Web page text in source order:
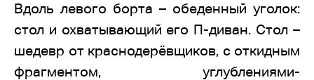
Вдоль левого борта – обеденный уголок:
стол и охватывающий его П-диван. Стол –
шедевр от краснодерёвщиков, с откидным
фрагментом, углублениями-